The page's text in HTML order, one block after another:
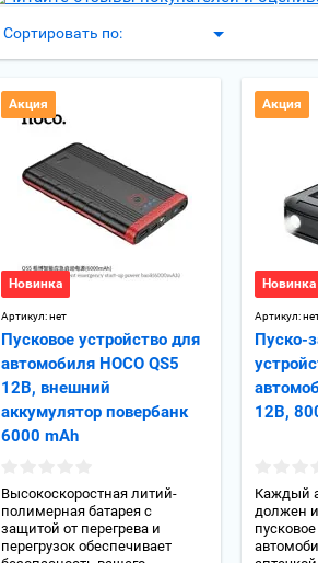
Сортировать по:
Акция
Новинка
Артикул:нет
Пусковое устройство для
автомобиля HOCO QS5
12B, внешний
аккумулятор повербанк
6000 mAh
Высокоскоростная литий-
полимерная батарея с
защитой от перегрева и
перегрузок обеспечивает
Акция
Новинка
Артикул:
Пуско-
12B,
Каждый
должен